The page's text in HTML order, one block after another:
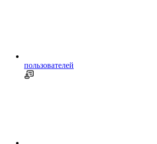
пользователей